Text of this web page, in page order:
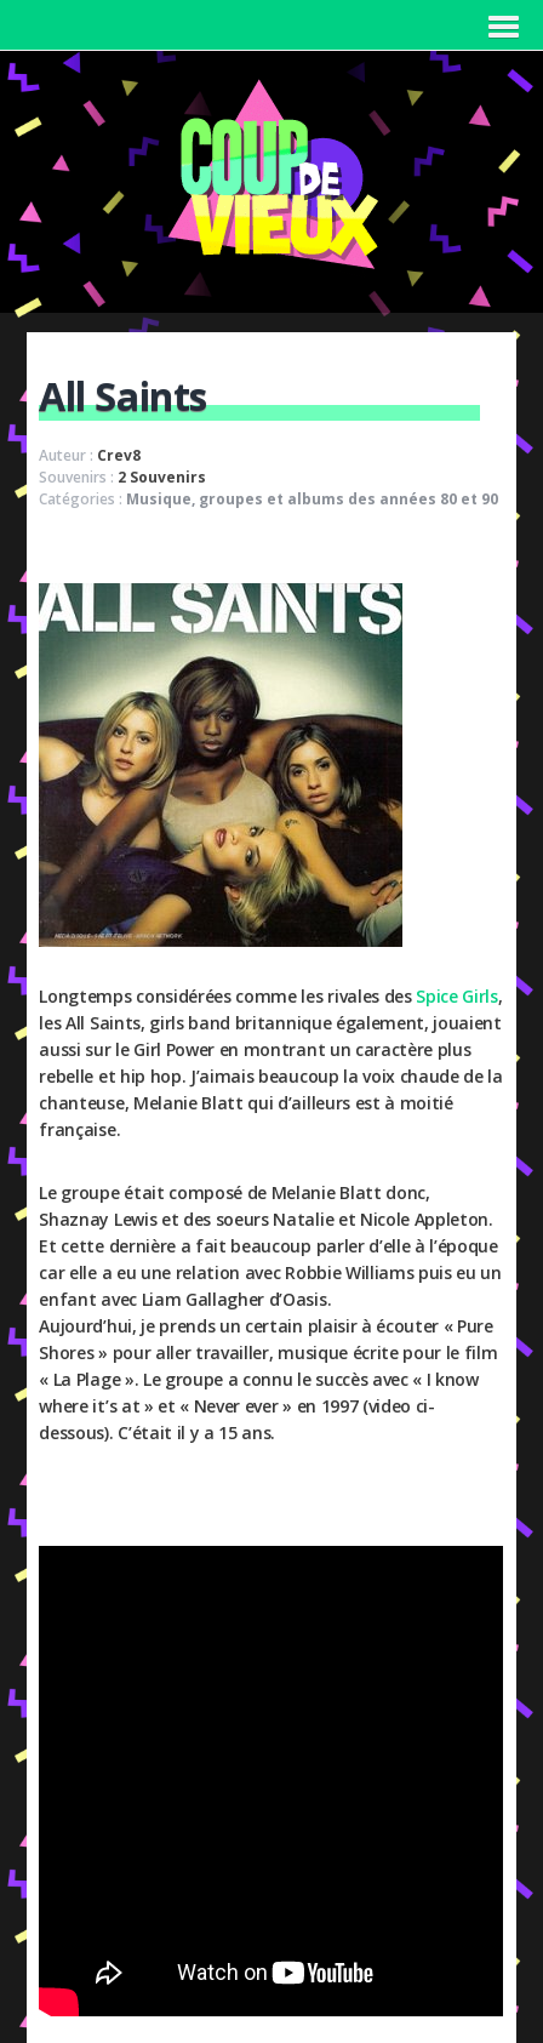
All Saints
Auteur : Crev8
Souvenirs : 2 Souvenirs
Catégories : Musique, groupes et albums des années 80 et 90
Longtemps considérées comme les rivales des Spice Girls,
les All Saints, girls band britannique également, jouaient
aussi sur le Girl Power en montrant un caractère plus
rebelle et hip hop. J’aimais beaucoup la voix chaude de la
chanteuse, Melanie Blatt qui d’ailleurs est à moitié
française.
Le groupe était composé de Melanie Blatt donc,
Shaznay Lewis et des soeurs Natalie et Nicole Appleton.
Et cette dernière a fait beaucoup parler d’elle à l’époque
car elle a eu une relation avec Robbie Williams puis eu un
enfant avec Liam Gallagher d’Oasis.
Aujourd’hui, je prends un certain plaisir à écouter « Pure
Shores » pour aller travailler, musique écrite pour le film
« La Plage ». Le groupe a connu le succès avec « I know
where it’s at » et « Never ever » en 1997 (video ci-
dessous). C’était il y a 15 ans.